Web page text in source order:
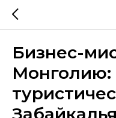
Бизнес-
Монголию: